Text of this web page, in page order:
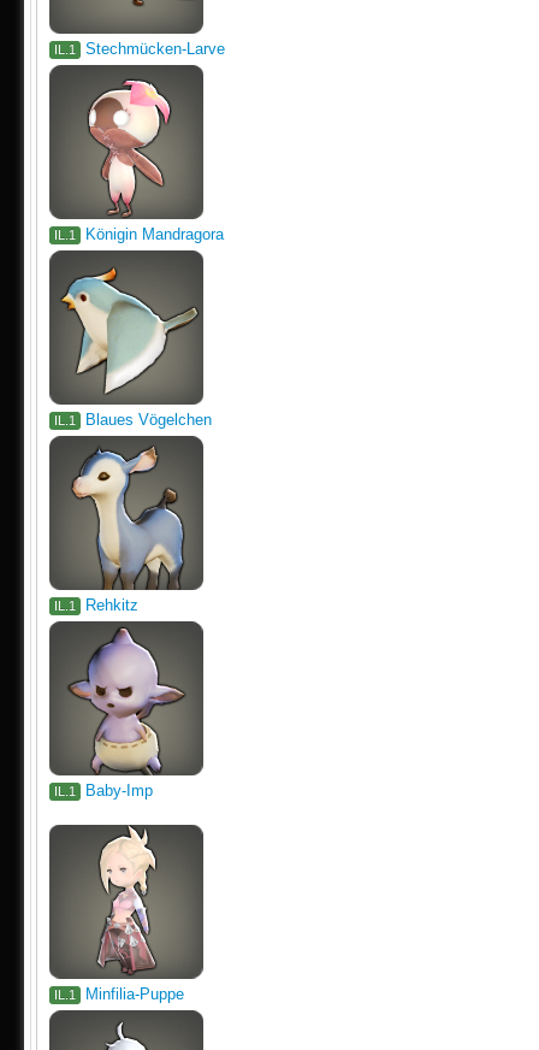
IL.1 Stechmücken-Larve
IL.1 Königin Mandragora
IL.1 Blaues Vögelchen
IL.1 Rehkitz
IL.1 Baby-Imp
IL.1 Minfilia-Puppe